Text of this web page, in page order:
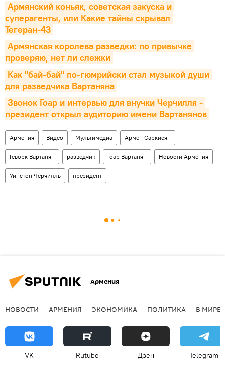
Армянский коньяк, советская закуска и
суперагенты, или Какие тайны скрывал
Тегеран-43
Армянская королева разведки: по привычке
проверяю, нет ли слежки
Как "бай-бай" по-гюмрийски стал музыкой души
для разведчика Вартаняна
Звонок Гоар и интервью для внучки Черчилля -
президент открыл аудиторию имени Вартанянов
Армения Видео Мультимедиа Армен Саркисян
Геворк Вартанян разведчик Гоар Вартанян Новости Армения
Уинстон Черчилль президент
Армения
НОВОСТИ АРМЕНИЯ ЭКОНОМИКА ПОЛИТИКА В МИРЕ
VK Rutube Дзен Telegram